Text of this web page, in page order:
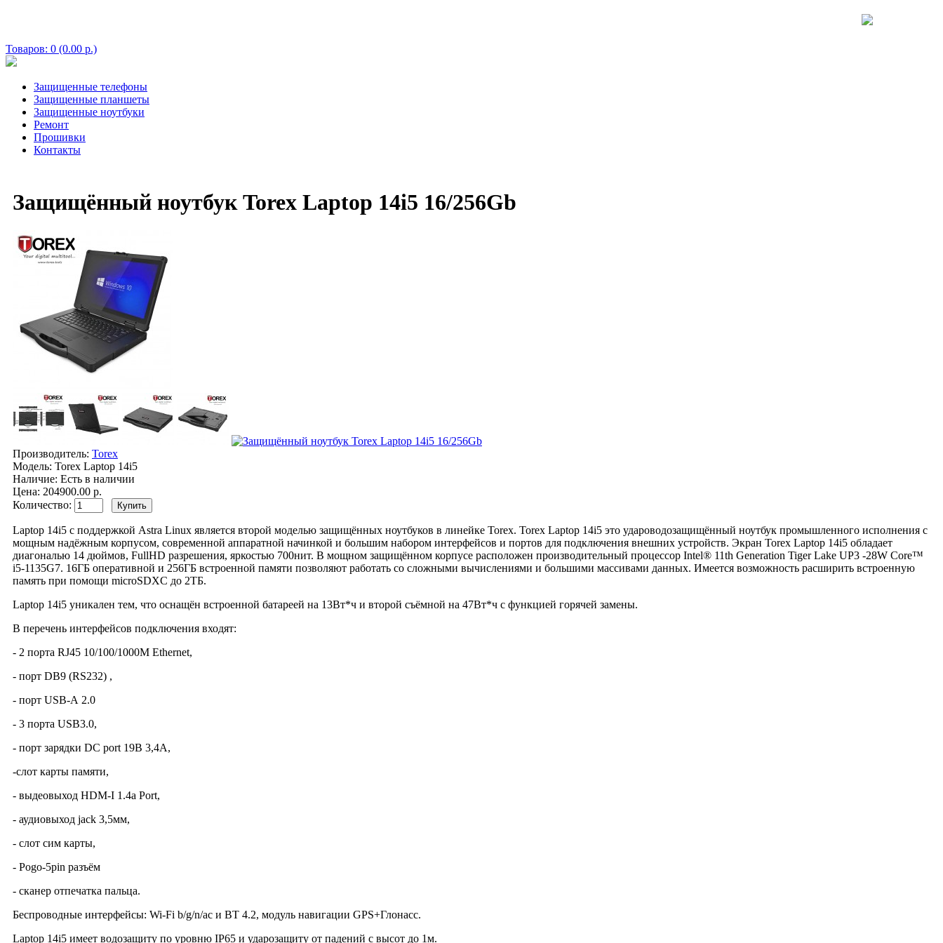
Товаров: 0 (0.00 р.)
Защищенные телефоны
Защищенные планшеты
Защищенные ноутбуки
Ремонт
Прошивки
Контакты
Защищённый ноутбук Torex Laptop 14i5 16/256Gb
Производитель: Torex
Модель: Torex Laptop 14i5
Наличие: Есть в наличии
Цена: 204900.00 р.
Количество:
Laptop 14i5 с поддержкой Astra Linux является второй моделью защищённых ноутбуков в линейке Torex. Torex Laptop 14i5 это удароводозащищённый ноутбук промышленного исполнения с
мощным надёжным корпусом, современной аппаратной начинкой и большим набором интерфейсов и портов для подключения внешних устройств. Экран Torex Laptop 14i5 обладает
диагональю 14 дюймов, FullHD разрешения, яркостью 700нит. В мощном защищённом корпусе расположен производительный процессор Intel® 11th Generation Tiger Lake UP3 -28W Core™
i5-1135G7. 16ГБ оперативной и 256ГБ встроенной памяти позволяют работать со сложными вычислениями и большими массивами данных. Имеется возможность расширить встроенную
память при помощи microSDXC до 2ТБ.
Laptop 14i5 уникален тем, что оснащён встроенной батареей на 13Вт*ч и второй съёмной на 47Вт*ч с функцией горячей замены.
В перечень интерфейсов подключения входят:
- 2 порта RJ45 10/100/1000M Ethernet,
- порт DB9 (RS232) ,
- порт USB-А 2.0
- 3 порта USB3.0,
- порт зарядки DC port 19В 3,4А,
-слот карты памяти,
- выдеовыход HDM-I 1.4a Port,
- аудиовыход jack 3,5мм,
- слот сим карты,
- Pogo-5pin разъём
- сканер отпечатка пальца.
Беспроводные интерфейсы: Wi-Fi b/g/n/ac и BT 4.2, модуль навигации GPS+Глонасс.
Laptop 14i5 имеет водозащиту по уровню IP65 и ударозащиту от падений с высот до 1м.